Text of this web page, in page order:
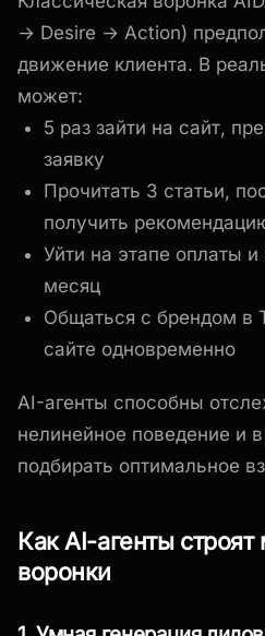
→ Desire → Action)
движение клиента. В
может:
5 раз зайти на сайт,
заявку
Прочитать 3 статьи,
получить
Уйти на этапе оплаты и
месяц
Общаться с брендом в
сайте одновременно
AI-агенты способны
нелинейное поведение и
подбирать оптимальное
Как AI-агенты
воронки